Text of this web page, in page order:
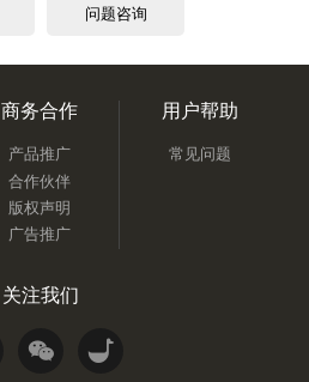
问题咨询
商务合作
产品推广
合作伙伴
版权声明
广告推广
用户帮助
常见问题
关注我们